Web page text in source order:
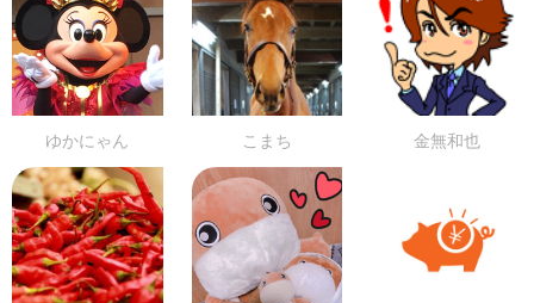
ゆかにゃん こまち 金無和也